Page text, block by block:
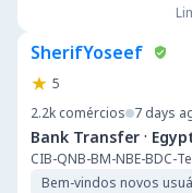
SherifYoseef
5
2.2k comércios 7 days
Bank Transfer ·
CIB-QNB-BM-NBE-BDC-
Bem-vindos novos